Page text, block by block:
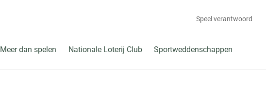
Speel verantwoord
Meer dan spelen Nationale Loterij Club Sportweddenschappen